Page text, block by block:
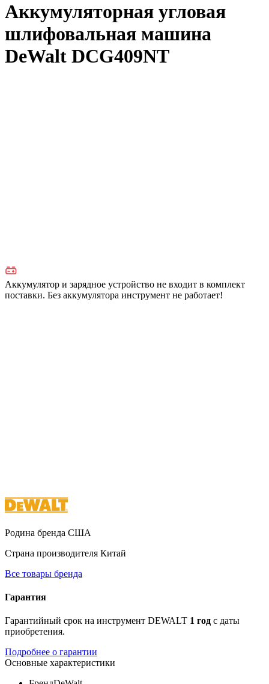
Аккумуляторная угловая
шлифовальная машина
DeWalt DCG409NT
Аккумулятор и зарядное устройство не входит в комплект
поставки. Без аккумулятора инструмент не работает!
Родина бренда США
Страна производителя Китай
Все товары бренда
Гарантия
Гарантийный срок на инструмент DEWALT 1 год с даты
приобретения.
Подробнее о гарантии
Основные характеристики